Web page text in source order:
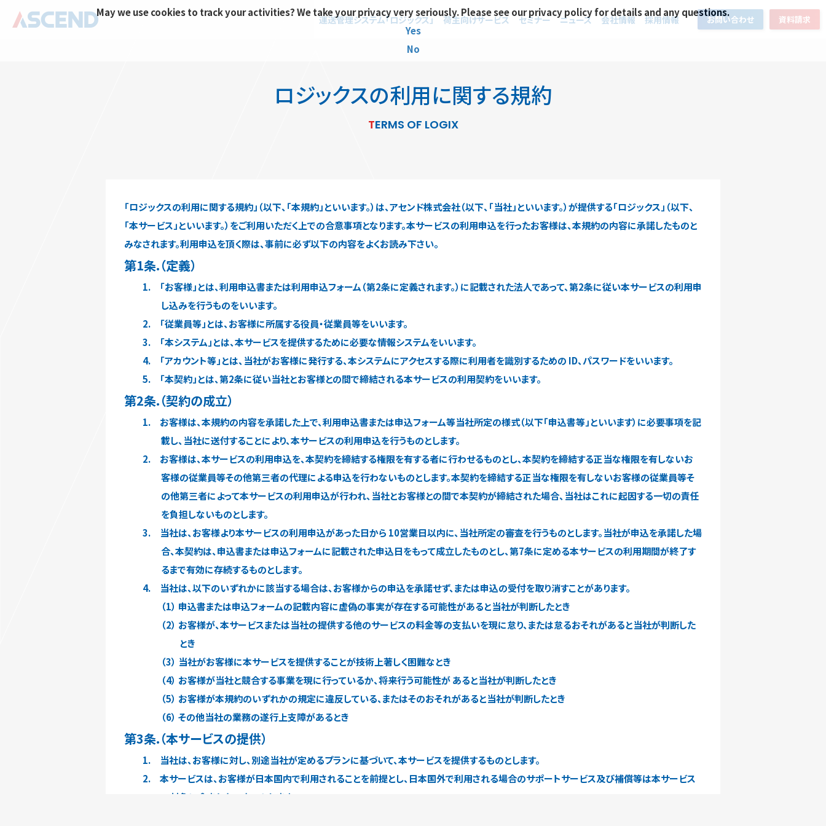
運送管理システム「ロジックス」 荷主向けサービス セミナー ニュース 会社情報 採用情報 お問い合わせ 資料請求
ロジックスの利用に関する規約
TERMS OF LOGIX
「ロジックスの利用に関する規約」（以下、「本規約」といいます。）は、アセンド株式会社（以下、「当社」といいます。）が提供する「ロジックス」（以下、
「本サービス」といいます。）をご利用いただく上での合意事項となります。本サービスの利用申込を行ったお客様は、本規約の内容に承諾したものと
みなされます。利用申込を頂く際は、事前に必ず以下の内容をよくお読み下さい。
第1条.（定義）
1. 「お客様」とは、利用申込書または利用申込フォーム（第2条に定義されます。）に記載された法人であって、第2条に従い本サービスの利用申
し込みを行うものをいいます。
2. 「従業員等」とは、お客様に所属する役員・従業員等をいいます。
3. 「本システム」とは、本サービスを提供するために必要な情報システムをいいます。
4. 「アカウント等」とは、当社がお客様に発行する、本システムにアクセスする際に利用者を識別するための ID、パスワードをいいます。
5. 「本契約」とは、第2条に従い当社とお客様との間で締結される本サービスの利用契約をいいます。
第2条.（契約の成立）
1. お客様は、本規約の内容を承諾した上で、利用申込書または申込フォーム等当社所定の様式（以下「申込書等」といいます）に必要事項を記
載し、当社に送付することにより、本サービスの利用申込を行うものとします。
2. お客様は、本サービスの利用申込を、本契約を締結する権限を有する者に行わせるものとし、本契約を締結する正当な権限を有しないお
客様の従業員等その他第三者の代理による申込を行わないものとします。本契約を締結する正当な権限を有しないお客様の従業員等そ
の他第三者によって本サービスの利用申込が行われ、当社とお客様との間で本契約が締結された場合、当社はこれに起因する一切の責任
を負担しないものとします。
3. 当社は、お客様より本サービスの利用申込があった日から 10営業日以内に、当社所定の審査を行うものとします。当社が申込を承諾した場
合、本契約は、申込書または申込フォームに記載された申込日をもって成立したものとし、第7条に定める本サービスの利用期間が終了す
るまで有効に存続するものとします。
4. 当社は、以下のいずれかに該当する場合は、お客様からの申込を承諾せず、または申込の受付を取り消すことがあります。
（1） 申込書または申込フォームの記載内容に虚偽の事実が存在する可能性があると当社が判断したとき
（2） お客様が、本サービスまたは当社の提供する他のサービスの料金等の支払いを現に怠り、または怠るおそれがあると当社が判断した
とき
（3） 当社がお客様に本サービスを提供することが技術上著しく困難なとき
（4） お客様が当社と競合する事業を現に行っているか、将来行う可能性が あると当社が判断したとき
（5） お客様が本規約のいずれかの規定に違反している、またはそのおそれがあると当社が判断したとき
（6） その他当社の業務の遂行上支障があるとき
第3条.（本サービスの提供）
1. 当社は、お客様に対し、別途当社が定めるプランに基づいて、本サービスを提供するものとします。
2. 本サービスは、お客様が日本国内で利用されることを前提とし、日本国外で利用される場合のサポートサービス及び補償等は本サービス
の対象に含まれないものとします。
May we use cookies to track your activities? We take your privacy very seriously. Please see our privacy policy for details and any questions.
Yes
No